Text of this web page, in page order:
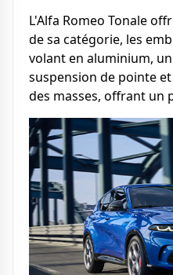
L'Alfa Romeo Tonale
de sa catégorie, les
volant en aluminium,
suspension de pointe
des masses, offrant un